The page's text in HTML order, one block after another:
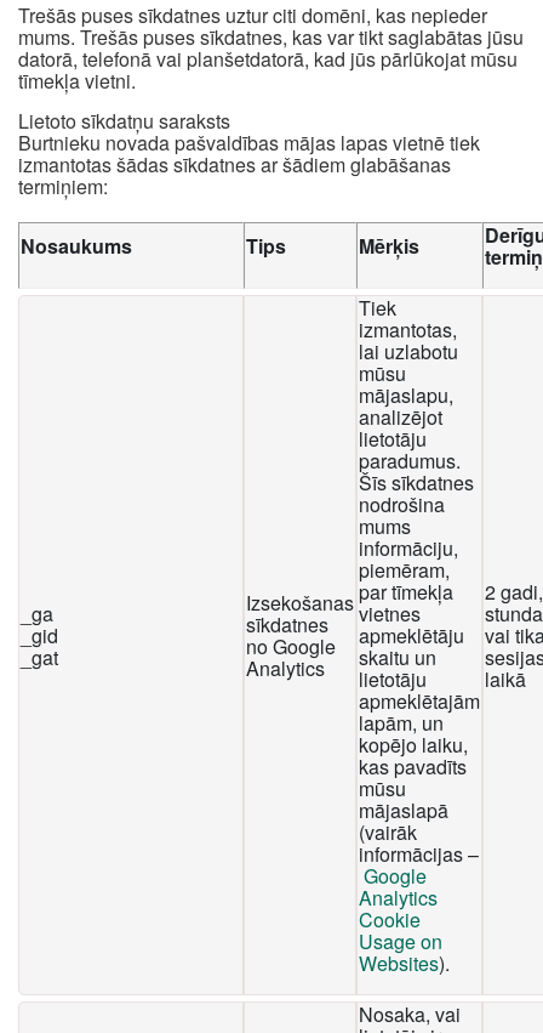
Trešās puses sīkdatnes uztur citi domēni, kas nepieder
mums. Trešās puses sīkdatnes, kas var tikt saglabātas jūsu
datorā, telefonā vai planšetdatorā, kad jūs pārlūkojat mūsu
tīmekļa vietni.
Lietoto sīkdatņu saraksts
Burtnieku novada pašvaldības mājas lapas vietnē tiek
izmantotas šādas sīkdatnes ar šādiem glabāšanas
termiņiem:
Nosaukums Tips Mērķis
_ga
_gid
_gat
Izsekošanas
sīkdatnes
no Google
Analytics
Tiek
izmantotas,
lai uzlabotu
mūsu
mājaslapu,
analizējot
lietotāju
paradumus.
Šīs sīkdatnes
nodrošina
mums
informāciju,
piemēram,
par tīmekļa
vietnes
apmeklētāju
skaitu un
lietotāju
apmeklētajām
lapām, un
kopējo laiku,
kas pavadīts
mūsu
mājaslapā
(vairāk
informācijas –
Google
Analytics
Cookie
Usage on
Websites).
2
vai
laikā
Nosaka, vai